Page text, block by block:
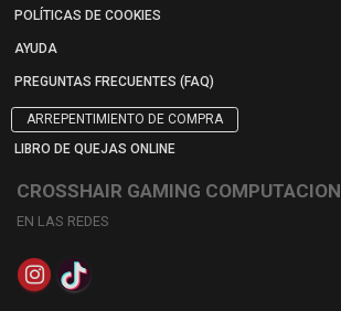
POLÍTICAS DE COOKIES
AYUDA
PREGUNTAS FRECUENTES (FAQ)
ARREPENTIMIENTO DE COMPRA
LIBRO DE QUEJAS ONLINE
CROSSHAIR GAMING COMPUTACION
EN LAS REDES